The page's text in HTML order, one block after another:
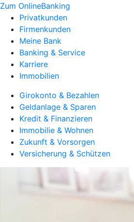
Zum OnlineBanking
Privatkunden
Firmenkunden
Meine Bank
Banking & Service
Karriere
Immobilien
Girokonto & Bezahlen
Geldanlage & Sparen
Kredit & Finanzieren
Immobilie & Wohnen
Zukunft & Vorsorgen
Versicherung & Schützen